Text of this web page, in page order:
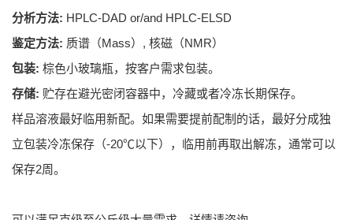
分析方法: HPLC-DAD or/and HPLC-ELSD
鉴定方法: 质谱（Mass）, 核磁（NMR）
包装: 棕色小玻璃瓶，按客户需求包装。
存储: 贮存在避光密闭容器中，冷藏或者冷冻长期保存。
样品溶液最好临用新配。如果需要提前配制的话，最好分成独
立包装冷冻保存（-20℃以下），临用前再取出解冻，通常可以
保存2周。